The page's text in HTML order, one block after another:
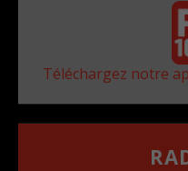
Téléchargez notre